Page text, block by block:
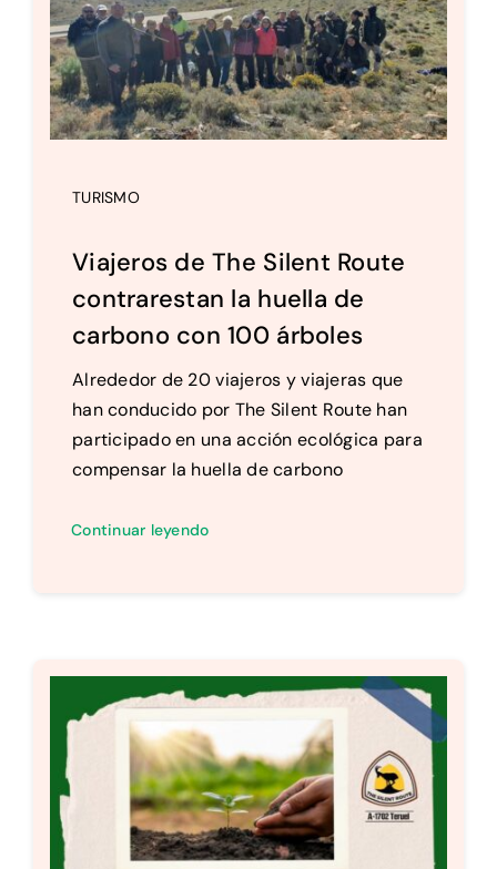
Setas
Contacto
TURISMO
Viajeros de The Silent Route
contrarestan la huella de
carbono con 100 árboles
Alrededor de 20 viajeros y viajeras que
han conducido por The Silent Route han
participado en una acción ecológica para
compensar la huella de carbono
Continuar leyendo